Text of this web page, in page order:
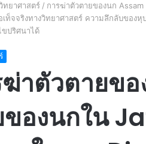
ทยาศาสตร์ / การฆ่าตัวตายของนก
เท็จจริงทางวิทยาศาสตร์ ความลึกลับของ
ขปริศนาได้
าตัวตายข
ของนกใน